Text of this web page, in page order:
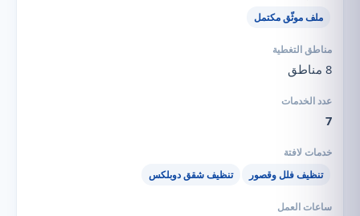
ملف موثّق مكتمل
8 مناطق
7
تنظيف فلل وقصور تنظيف شقق دوبلكس